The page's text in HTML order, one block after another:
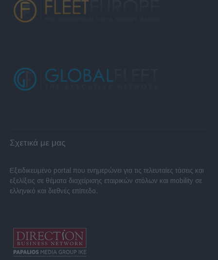
Σχετικά με μας
Εξειδικευμένο portal που ενημερώνει για τις τελευταίες τάσεις και
εξελίξεις σε θέματα διαχείρισης εταιρικών στόλων και mobility σε
ελληνικό και διεθνές επίπεδο.